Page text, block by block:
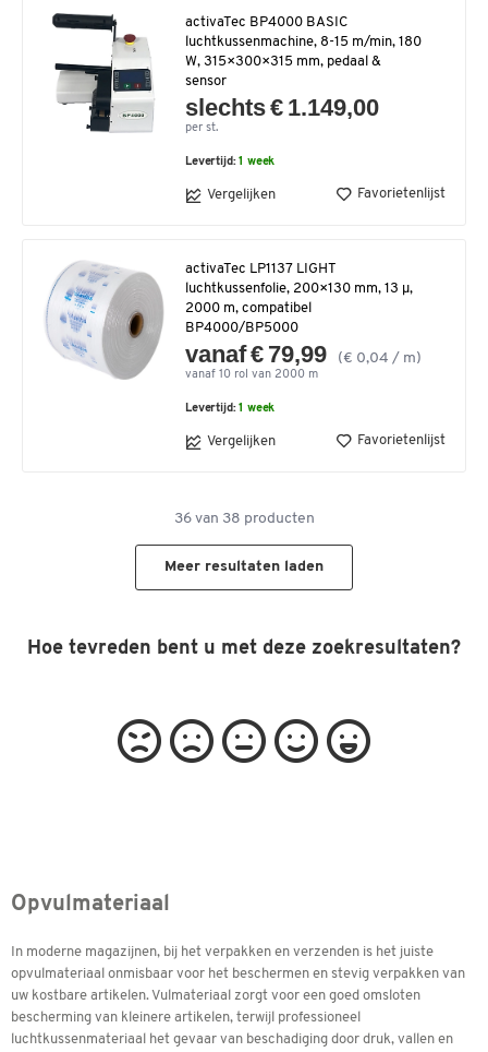
activaTec BP4000 BASIC
luchtkussenmachine, 8-15 m/min, 180
W, 315×300×315 mm, pedaal &
sensor
slechts € 1.149,00
per st.
Levertijd:1 week
Vergelijken Favorietenlijst
activaTec LP1137 LIGHT
luchtkussenfolie, 200×130 mm, 13 µ,
2000 m, compatibel
BP4000/BP5000
vanaf € 79,99 (€ 0,04 / m)
vanaf 10 rol van 2000 m
Levertijd:1 week
Vergelijken Favorietenlijst
36van 38 producten
Meer resultaten laden
Hoe tevreden bent u met deze zoekresultaten?
Opvulmateriaal
In moderne magazijnen, bij het verpakken en verzenden is het juiste
opvulmateriaal onmisbaar voor het beschermen en stevig verpakken van
uw kostbare artikelen. Vulmateriaal zorgt voor een goed omsloten
bescherming van kleinere artikelen, terwijl professioneel
luchtkussenmateriaal het gevaar van beschadiging door druk, vallen en